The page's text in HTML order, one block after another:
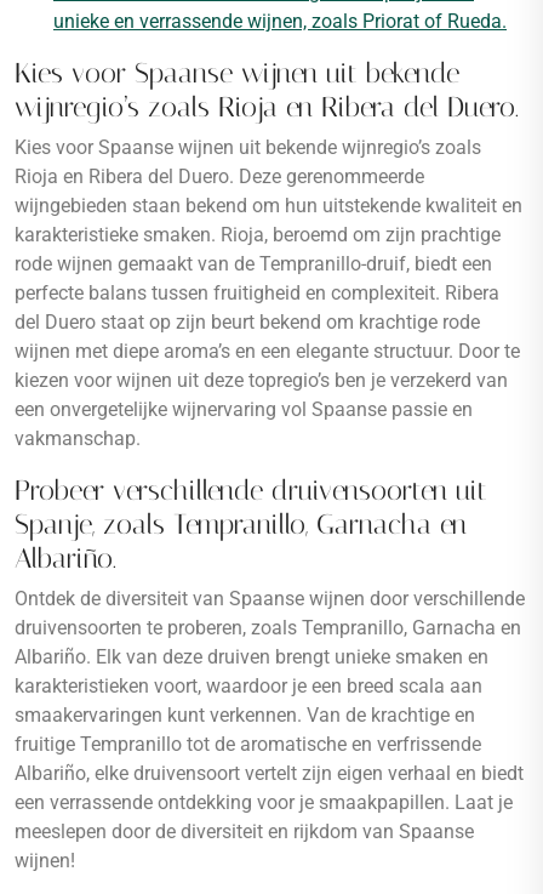
unieke en verrassende wijnen, zoals Priorat of Rueda.
Kies voor Spaanse wijnen uit bekende
wijnregio’s zoals Rioja en Ribera del Duero.
Kies voor Spaanse wijnen uit bekende wijnregio’s zoals
Rioja en Ribera del Duero. Deze gerenommeerde
wijngebieden staan bekend om hun uitstekende kwaliteit en
karakteristieke smaken. Rioja, beroemd om zijn prachtige
rode wijnen gemaakt van de Tempranillo-druif, biedt een
perfecte balans tussen fruitigheid en complexiteit. Ribera
del Duero staat op zijn beurt bekend om krachtige rode
wijnen met diepe aroma’s en een elegante structuur. Door te
kiezen voor wijnen uit deze topregio’s ben je verzekerd van
een onvergetelijke wijnervaring vol Spaanse passie en
vakmanschap.
Probeer verschillende druivensoorten uit
Spanje, zoals Tempranillo, Garnacha en
Albariño.
Ontdek de diversiteit van Spaanse wijnen door verschillende
druivensoorten te proberen, zoals Tempranillo, Garnacha en
Albariño. Elk van deze druiven brengt unieke smaken en
karakteristieken voort, waardoor je een breed scala aan
smaakervaringen kunt verkennen. Van de krachtige en
fruitige Tempranillo tot de aromatische en verfrissende
Albariño, elke druivensoort vertelt zijn eigen verhaal en biedt
een verrassende ontdekking voor je smaakpapillen. Laat je
meeslepen door de diversiteit en rijkdom van Spaanse
wijnen!